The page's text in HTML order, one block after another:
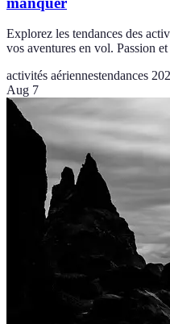
Explorez les tendances des
vos aventures en vol. Passion
activités aériennestendances
Aug 7